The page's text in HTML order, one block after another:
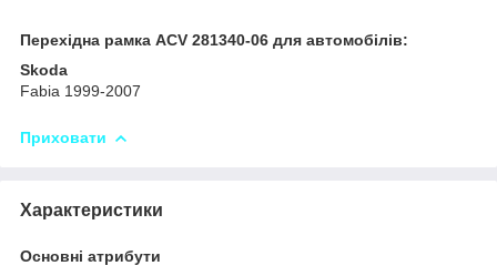
Перехідна рамка ACV 281340-06 для автомобілів:
Skoda
Fabia 1999-2007
Приховати
Характеристики
Основні атрибути